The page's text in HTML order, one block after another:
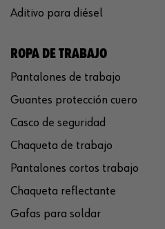
Aditivo para diésel
ROPA DE TRABAJO
Pantalones de trabajo
Guantes protección cuero
Casco de seguridad
Chaqueta de trabajo
Pantalones cortos trabajo
Chaqueta reflectante
Gafas para soldar